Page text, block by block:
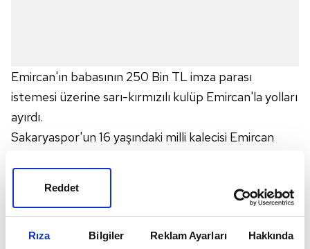
Rıza Bilgiler Reklam Ayarları Hakkında
Reddet
Emircan'ın babasının 250 Bin TL imza parası
istemesi üzerine sarı-kırmızılı kulüp Emircan'la yolları
ayırdı.
Sakaryaspor'un 16 yaşındaki milli kalecisi Emircan
Bin TL imza parası istemesi sonrası gerçekleşmedi.
İki taraf arasında anlaşma sağlanamamasının
ardından genç file bekçisi Galatasaray'dan ayrılarak